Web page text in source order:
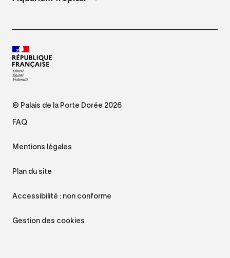
© Palais de la Porte Dorée 2026
FAQ
Mentions légales
Plan du site
Accessibilité : non conforme
Gestion des cookies